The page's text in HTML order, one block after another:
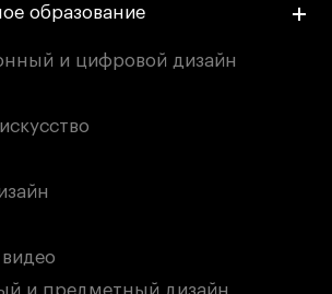
образование
и цифровой дизайн